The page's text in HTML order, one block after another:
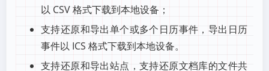
以 CSV 格式下载到本地设备；
支持还原和导出单个或多个日历事件，导出日历
事件以 ICS 格式下载到本地设备。
支持还原和导出站点，支持还原文档库的文件共